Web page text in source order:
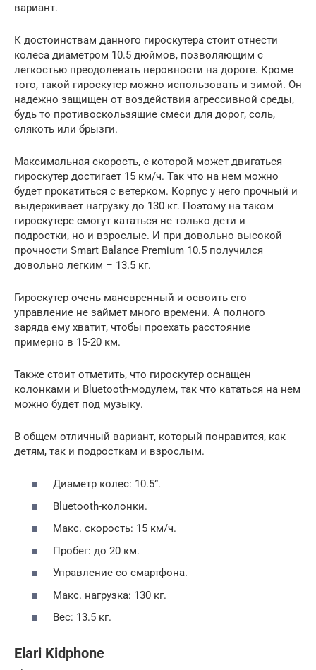
вариант.
К достоинствам данного гироскутера стоит отнести
колеса диаметром 10.5 дюймов, позволяющим с
легкостью преодолевать неровности на дороге. Кроме
того, такой гироскутер можно использовать и зимой. Он
надежно защищен от воздействия агрессивной среды,
будь то противоскользящие смеси для дорог, соль,
слякоть или брызги.
Максимальная скорость, с которой может двигаться
гироскутер достигает 15 км/ч. Так что на нем можно
будет прокатиться с ветерком. Корпус у него прочный и
выдерживает нагрузку до 130 кг. Поэтому на таком
гироскутере смогут кататься не только дети и
подростки, но и взрослые. И при довольно высокой
прочности Smart Balance Premium 10.5 получился
довольно легким – 13.5 кг.
Гироскутер очень маневренный и освоить его
управление не займет много времени. А полного
заряда ему хватит, чтобы проехать расстояние
примерно в 15-20 км.
Также стоит отметить, что гироскутер оснащен
колонками и Bluetooth-модулем, так что кататься на нем
можно будет под музыку.
В общем отличный вариант, который понравится, как
детям, так и подросткам и взрослым.
Диаметр колес: 10.5”.
Bluetooth-колонки.
Макс. скорость: 15 км/ч.
Пробег: до 20 км.
Управление со смартфона.
Макс. нагрузка: 130 кг.
Вес: 13.5 кг.
Elari Kidphone